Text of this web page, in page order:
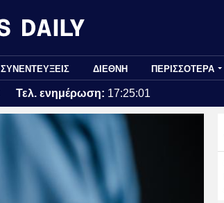
ΣΥΝΕΝΤΕΥΞΕΙΣ ΔΙΕΘΝΗ ΠΕΡΙΣΣΟΤΕΡΑ
Τελ. ενημέρωση: 17:25:01